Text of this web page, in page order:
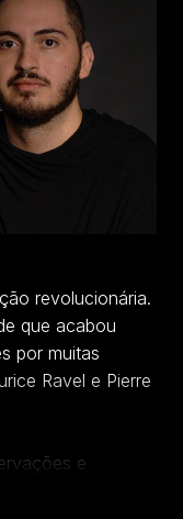
revolucionária.
que acabou
por muitas
Ravel e Pierre
e